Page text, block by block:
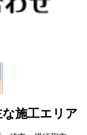
施工エリア